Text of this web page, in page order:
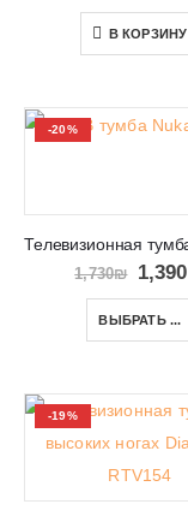
В КОРЗИНУ
-20%
1,730₪ 1,390
ВЫБРАТЬ ...
-19%